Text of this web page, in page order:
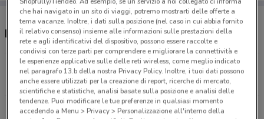
Negozi Eccomi a Macerata
Via Parini Snc Osimo
24.5 km
CHIUSO
Tutti i negozi Eccomi
che hai navigato in un sito di viaggi, potremo mostrarti delle offerte a
tema vacanze. Inoltre, i dati sulla posizione (nel caso in cui abbia fornito
il relativo consenso) insieme alle informazioni sulle prestazioni della
rete e agli identificativi del dispositivo, possono essere raccolte e
condivisi con terze parti per comprendere e migliorare la connettività e
le esperienze applicative sulle delle reti wireless, come meglio indicato
nel paragrafo 13.b della nostra Privacy Policy. Inoltre, i tuoi dati possono
anche essere utilizzati per la creazione di report, ricerche di mercato,
scientifiche e statistiche, analisi basate sulla posizione e analisi delle
tendenze. Puoi modificare le tue preferenze in qualsiasi momento
accedendo a Menu > Privacy > Personalizzazione all'interno della